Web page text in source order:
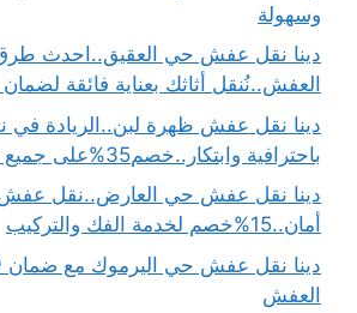
وسهولة
دينا نقل عفش حي العقيق..احدث
العفش..نُنقل أثاثك بعناية فائقة
دينا نقل عفش ظهرة لبن..الريادة في
باحترافية وابتكار..خصم35%على جميع خدماتنا
أمان..15%خصم لخدمة الفك والتركيب
العفش